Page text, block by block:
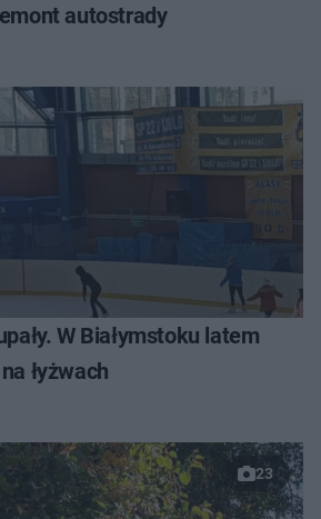
autostrady
W Białymstoku latem
łyżwach
23